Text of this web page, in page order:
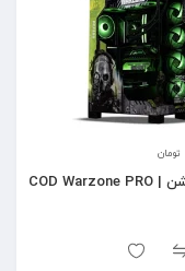
تومان
سیستم ادیشن | COD Warzone PRO